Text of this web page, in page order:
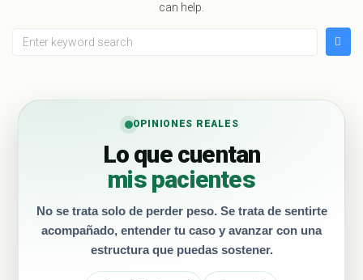
can help.
OPINIONES REALES
Lo que cuentan
mis pacientes
No se trata solo de perder peso. Se trata de sentirte
acompañado, entender tu caso y avanzar con una
estructura que puedas sostener.